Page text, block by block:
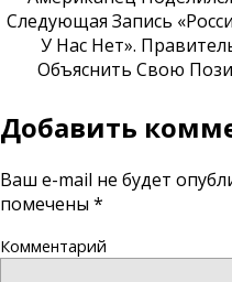
Следующая Запись
У Нас Нет».
Объяснить Свою
Добавить
Ваш e-mail не будет
помечены *
Комментарий